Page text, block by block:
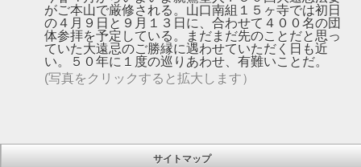
がご本山で厳修される。山口南組１５ヶ寺では初日
の４月９日と９月１３日に、合わせて４００名の団
体参拝を予定している。まだまだ先のことだと思っ
ていた大遠忌のご勝縁に遇わせていただく日も近
い。５０年に１度の巡りあわせ、有難いことだ。
(写真をクリックすると拡大します）
サイトマップ